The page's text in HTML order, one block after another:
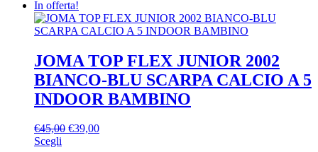
varianti.
Le
opzioni
essere
scelte
nella
pagina
del
In offerta!
JOMA TOP FLEX JUNIOR 2002
BIANCO-BLU SCARPA CALCIO A 5
INDOOR BAMBINO
€45,00 Il
€39,00Il
Scegli